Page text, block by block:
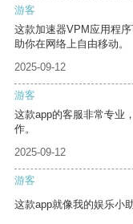
游客
这款加速器VPM应用程
助你在网络上自由移动。
2025-09-12
游客
这款app的客服非常专业
作。
2025-09-12
游客
这款app就像我的娱乐小